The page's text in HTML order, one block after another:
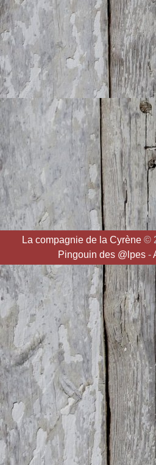
La compagnie de la Cyrène ©
Pingouin des @lpes -